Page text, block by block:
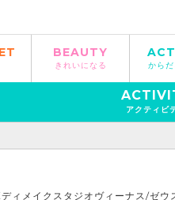
BEAUTY
きれいになる から
アクティビ
ィメイクスタジオヴィーナス/ゼウ